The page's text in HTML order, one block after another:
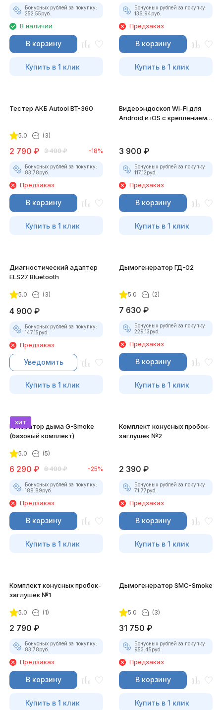
Бонусных рублей за покупку:
252.55руб.
В наличии
В корзину
Купить в 1 клик
Бонусных рублей за покупку:
136.94руб.
Предзаказ
В корзину
Купить в 1 клик
Тестер АКБ Autool BT-360
5.0 (3)
2 790 ₽ 3 400 ₽ -18%
Бонусных рублей за покупку:
83.78руб.
Предзаказ
В корзину
Купить в 1 клик
Видеоэндоскоп Wi-Fi для
Android и iOS с креплением
3 900 ₽
Бонусных рублей за покупку:
117.12руб.
Предзаказ
В корзину
Купить в 1 клик
Диагностический адаптер
ELS27 Bluetooth
5.0 (3)
4 900 ₽
Бонусных рублей за покупку:
147.15руб.
Предзаказ
Уведомить
Купить в 1 клик
Дымогенератор ГД-02
5.0 (2)
7 630 ₽
Бонусных рублей за покупку:
229.13руб.
Предзаказ
В корзину
Купить в 1 клик
хит
Генератор дыма G-Smoke
(базовый комплект)
5.0 (5)
6 290 ₽ 8 400 ₽ -25%
Бонусных рублей за покупку:
188.89руб.
Предзаказ
В корзину
Купить в 1 клик
Комплект конусных пробок-
заглушек №2
2 390 ₽
Бонусных рублей за покупку:
71.77руб.
Предзаказ
В корзину
Купить в 1 клик
Комплект конусных пробок-
заглушек №1
5.0 (1)
2 790 ₽
Бонусных рублей за покупку:
83.78руб.
Предзаказ
В корзину
Купить в 1 клик
Дымогенератор SMC-Smoke
5.0 (3)
31 750 ₽
Бонусных рублей за покупку:
953.45руб.
Предзаказ
В корзину
Купить в 1 клик